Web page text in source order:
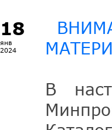
18
янв
2024
В